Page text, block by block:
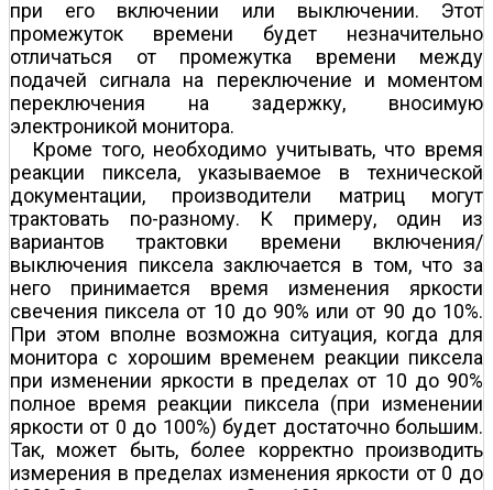
при его включении или выключении. Этот
промежуток времени будет незначительно
отличаться от промежутка времени между
подачей сигнала на переключение и моментом
переключения на задержку, вносимую
электроникой монитора.
Кроме того, необходимо учитывать, что время
реакции пиксела, указываемое в технической
документации, производители матриц могут
трактовать по-разному. К примеру, один из
вариантов трактовки времени включения/
выключения пиксела заключается в том, что за
него принимается время изменения яркости
свечения пиксела от 10 до 90% или от 90 до 10%.
При этом вполне возможна ситуация, когда для
монитора с хорошим временем реакции пиксела
при изменении яркости в пределах от 10 до 90%
полное время реакции пиксела (при изменении
яркости от 0 до 100%) будет достаточно большим.
Так, может быть, более корректно производить
измерения в пределах изменения яркости от 0 до